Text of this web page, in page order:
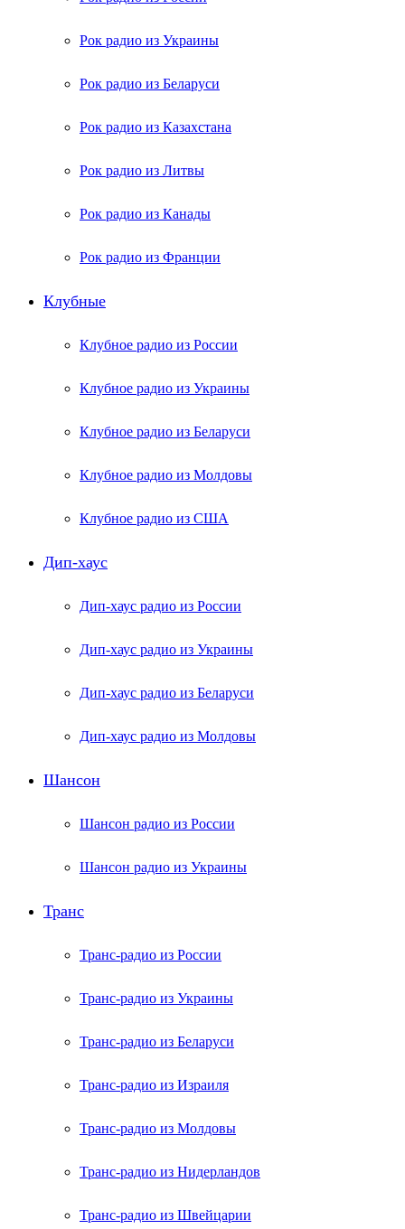
Рок радио из Украины
Рок радио из Беларуси
Рок радио из Казахстана
Рок радио из Литвы
Рок радио из Канады
Рок радио из Франции
Клубные
Клубное радио из России
Клубное радио из Украины
Клубное радио из Беларуси
Клубное радио из Молдовы
Клубное радио из США
Дип-хаус
Дип-хаус радио из России
Дип-хаус радио из Украины
Дип-хаус радио из Беларуси
Дип-хаус радио из Молдовы
Шансон
Шансон радио из России
Шансон радио из Украины
Транс
Транс-радио из России
Транс-радио из Украины
Транс-радио из Беларуси
Транс-радио из Израиля
Транс-радио из Молдовы
Транс-радио из Нидерландов
Транс-радио из Швейцарии